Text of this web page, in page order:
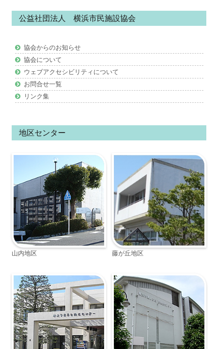
テ
ツ
公益社団法人 横浜市民施設協会
協会からのお知らせ
協会について
ウェブアクセシビリティについて
お問合せ一覧
リンク集
地区センター
山内地区 藤が丘地区